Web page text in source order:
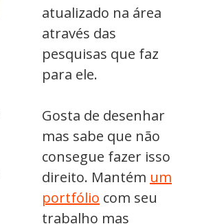
atualizado na área
através das
pesquisas que faz
para ele.
Gosta de desenhar
mas sabe que não
consegue fazer isso
direito. Mantém um
portfólio com seu
trabalho mas